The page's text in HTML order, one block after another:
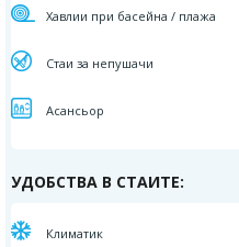
Хавлии при басейна / плажа
Стаи за непушачи
Асансьор
УДОБСТВА В СТАИТЕ:
Климатик